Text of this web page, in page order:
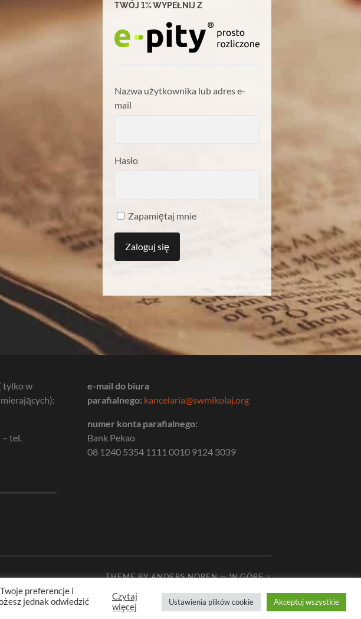
TWÓJ 1% WYPEŁNIJ Z
Nazwa użytkownika lub adres e-
mail
Hasło
Zapamiętaj mnie
tylko w
– tel.
e-mail do biura
parafialnego: kancelaria@swmikolaj.org
numer konta parafialnego:
Bank Pekao
08 1240 5354 1111 0010 9124 3039
THEME BYANDERS NOREN—W GÓRĘ ↑
preferencje i
jednak odwiedzić
Czytaj
więcej
Ustawienia plików cookie Akceptuj wszystkie